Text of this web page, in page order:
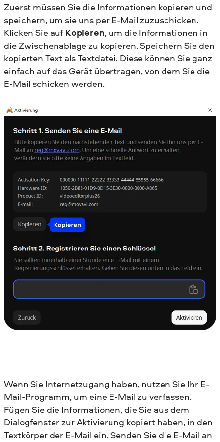
Zuerst müssen Sie die Informationen kopieren und
speichern, um sie uns per E-Mail zuzuschicken.
Klicken Sie auf Kopieren, um die Informationen in
die Zwischenablage zu kopieren. Speichern Sie den
kopierten Text als Textdatei. Diese können Sie ganz
einfach auf das Gerät übertragen, von dem Sie die
E-Mail schicken werden.
Wenn Sie Internetzugang haben, nutzen Sie Ihr E-
Mail-Programm, um eine E-Mail zu verfassen.
Fügen Sie die Informationen, die Sie aus dem
Dialogfenster zur Aktivierung kopiert haben, in den
Textkörper der E-Mail ein. Senden Sie die E-Mail an